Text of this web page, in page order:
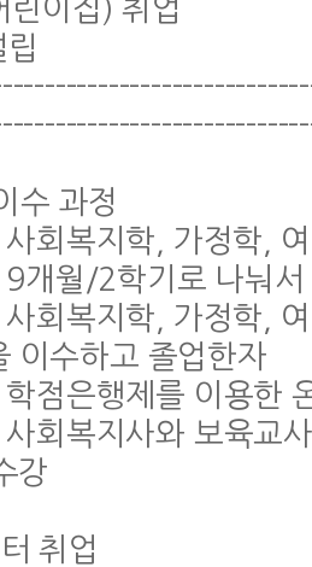
린이집) 취업
수 과정
회복지학, 가정학,
개월/2학기로 나눠서
회복지학, 가정학,
이수하고 졸업한자
점은행제를 이용한
회복지사와 보육교
강
취업